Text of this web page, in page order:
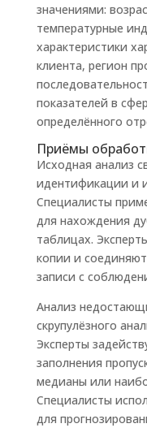
значениями:
температурные
характеристики
клиента, регион
показателей в
определённого
Приёмы
Исходная анализ
идентификации и
Специалисты
для нахождения
таблицах.
копии и
записи с
Анализ
скрупулёзного
Эксперты
заполнения
медианы или
Специалисты
для